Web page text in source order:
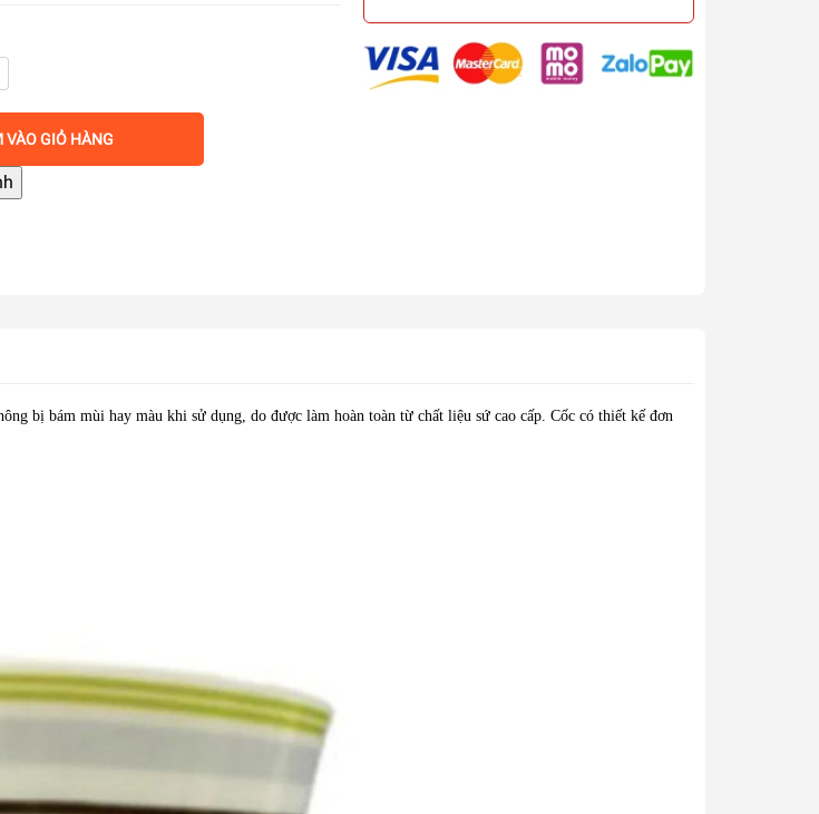
VÀO GIỎ HÀNG
bị bám mùi hay màu khi sử dụng, do được làm hoàn toàn từ chất liệu sứ cao cấp. Cốc có thiết kế đơn